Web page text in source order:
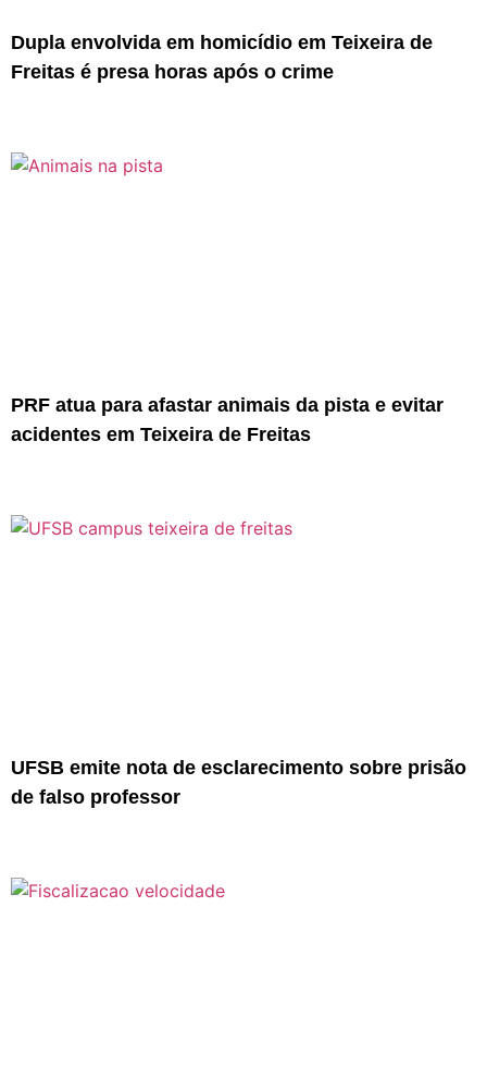
Dupla envolvida em homicídio em Teixeira de
Freitas é presa horas após o crime
PRF atua para afastar animais da pista e evitar
acidentes em Teixeira de Freitas
UFSB emite nota de esclarecimento sobre prisão
de falso professor